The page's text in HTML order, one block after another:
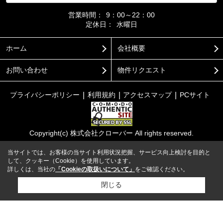
営業時間：
9：00～22：00
定休日：
水曜日
ホーム 会社概要
お問い合わせ 物件リクエスト
プライバシーポリシー 利用規約 アクセスマップ PCサイト
Copyright(c) 株式会社クローバー All rights reserved.
当サイトでは、お客様の当サイト利用状況把握、サービス向上検討を目的と
して、クッキー（Cookie）を使用しています。
詳しくは、当社の 「Cookieの取扱いについて」 をご確認ください。
閉じる